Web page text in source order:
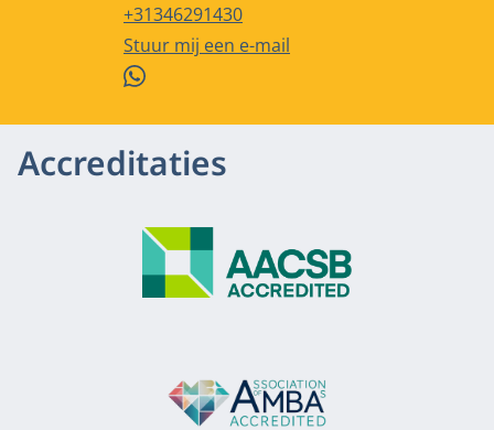
Telefoonnummer
+31346291430
E-mailadres
Stuur mij een e-mail
WhatsApp
Accreditaties